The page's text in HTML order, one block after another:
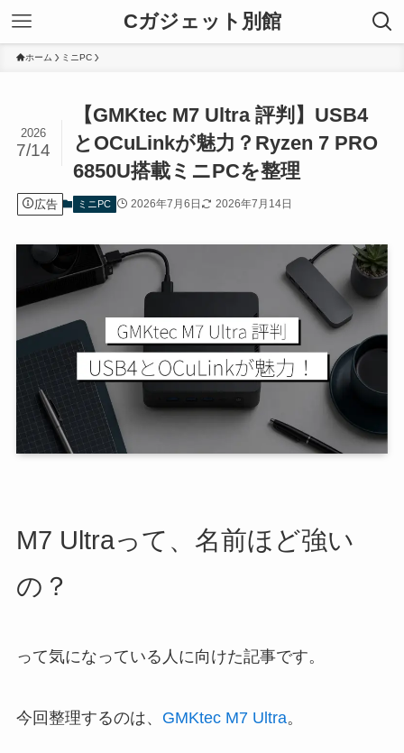
Cガジェット別館
ホーム ミニPC
【GMKtec M7 Ultra 評判】USB4
とOCuLinkが魅力？Ryzen 7 PRO
6850U搭載ミニPCを整理
2026
7/14
広告 ミニPC 2026年7月6日 2026年7月14日
M7 Ultraって、名前ほど強い
の？
って気になっている人に向けた記事です。
今回整理するのは、 GMKtec M7 Ultra。